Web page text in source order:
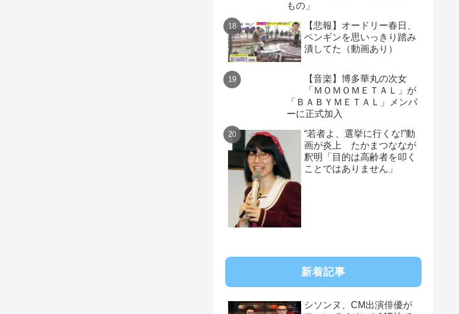
もの」
【悲報】オードリー春日、
ペンギンを思いっきり踏み
潰してた（動画あり）
【音楽】博多華丸の次女
「ＭＯＭＯＭＥＴＡＬ」が
「ＢＡＢＹＭＥＴＡＬ」メンバ
ーに正式加入
“若者よ、選挙に行くな!”動
画が炎上 たかまつななが
釈明「目的は高齢者を叩く
ことではありません」
新着記事
シソンヌ、CM出演俳優が